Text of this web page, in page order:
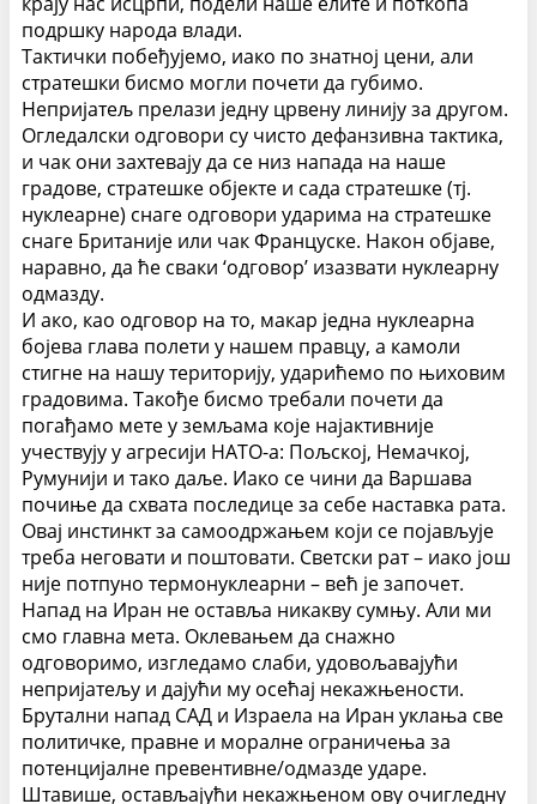
подршку народа влади.
Тактички побеђујемо, иако по знатној цени, али
стратешки бисмо могли почети да губимо.
Непријатељ прелази једну црвену линију за другом.
Огледалски одговори су чисто дефанзивна тактика,
и чак они захтевају да се низ напада на наше
градове, стратешке објекте и сада стратешке (тј.
нуклеарне) снаге одговори ударима на стратешке
снаге Британије или чак Француске. Након објаве,
наравно, да ће сваки ‘одговор’ изазвати нуклеарну
одмазду.
И ако, као одговор на то, макар једна нуклеарна
бојева глава полети у нашем правцу, а камоли
стигне на нашу територију, ударићемо по њиховим
градовима. Такође бисмо требали почети да
погађамо мете у земљама које најактивније
учествују у агресији НАТО-а: Пољској, Немачкој,
Румунији и тако даље. Иако се чини да Варшава
почиње да схвата последице за себе наставка рата.
Овај инстинкт за самоодржањем који се појављује
треба неговати и поштовати. Светски рат – иако још
није потпуно термонуклеарни – већ је започет.
Напад на Иран не оставља никакву сумњу. Али ми
смо главна мета. Оклевањем да снажно
одговоримо, изгледамо слаби, удовољавајући
непријатељу и дајући му осећај некажњености.
Брутални напад САД и Израела на Иран уклања све
политичке, правне и моралне ограничења за
потенцијалне превентивне/одмазде ударе.
Штавише, остављајући некажњеном ову очигледну